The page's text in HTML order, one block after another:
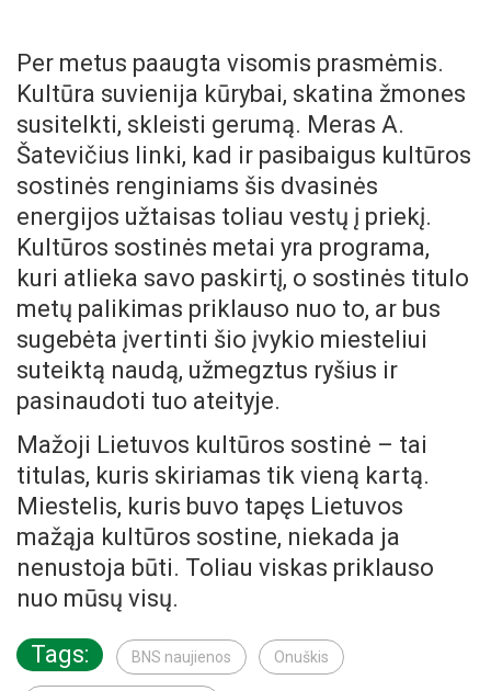
Per metus paaugta visomis prasmėmis.
Kultūra suvienija kūrybai, skatina žmones
susitelkti, skleisti gerumą. Meras A.
Šatevičius linki, kad ir pasibaigus kultūros
sostinės renginiams šis dvasinės
energijos užtaisas toliau vestų į priekį.
Kultūros sostinės metai yra programa,
kuri atlieka savo paskirtį, o sostinės titulo
metų palikimas priklauso nuo to, ar bus
sugebėta įvertinti šio įvykio miesteliui
suteiktą naudą, užmegztus ryšius ir
pasinaudoti tuo ateityje.
Mažoji Lietuvos kultūros sostinė – tai
titulas, kuris skiriamas tik vieną kartą.
Miestelis, kuris buvo tapęs Lietuvos
mažąja kultūros sostine, niekada ja
nenustoja būti. Toliau viskas priklauso
nuo mūsų visų.
Tags: BNS naujienos Onuškis